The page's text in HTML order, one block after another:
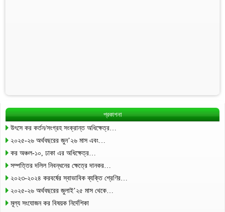
প্রকাশনা
উৎসে কর কর্তন/সংগ্রহ সংক্রান্ত অধিক্ষেত্র…
২০২৫-২৬ অর্থবছরের জুন’২৬ মাস এবং…
কর অঞ্চল-১০, ঢাকা এর অধিক্ষেত্র…
সম্পত্তির দলিল নিবন্ধনের ক্ষেত্রে দানকর…
২০২৩-২০২৪ করবর্ষের স্বাভাবিক ব্যক্তি শ্রেণির…
২০২৫-২৬ অর্থবছরের জুলাই’২৫ মাস থেকে…
মূল্য সংযোজন কর বিষয়ক নির্দেশিকা